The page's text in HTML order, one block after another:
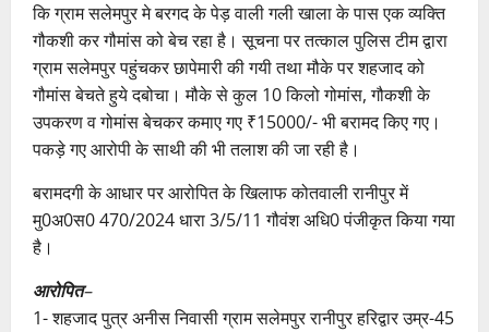
कि ग्राम सलेमपुर मे बरगद के पेड़ वाली गली खाला के पास एक व्यक्ति
गौकशी कर गौमांस को बेच रहा है। सूचना पर तत्काल पुलिस टीम द्वारा
ग्राम सलेमपुर पहुंचकर छापेमारी की गयी तथा मौके पर शहजाद को
गौमांस बेचते हुये दबोचा। मौके से कुल 10 किलो गोमांस, गौकशी के
उपकरण व गोमांस बेचकर कमाए गए ₹15000/- भी बरामद किए गए।
पकड़े गए आरोपी के साथी की भी तलाश की जा रही है।
बरामदगी के आधार पर आरोपित के खिलाफ कोतवाली रानीपुर में
मु0अ0स0 470/2024 धारा 3/5/11 गौवंश अधि0 पंजीकृत किया गया
है।
आरोपित–
1- शहजाद पुत्र अनीस निवासी ग्राम सलेमपुर रानीपुर हरिद्वार उम्र-45